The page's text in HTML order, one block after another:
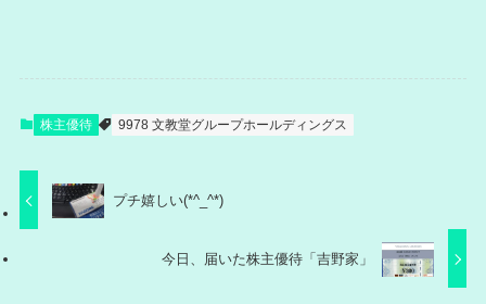
株主優待 9978 文教堂グループホールディングス
プチ嬉しい(*^_^*)
今日、届いた株主優待「吉野家」